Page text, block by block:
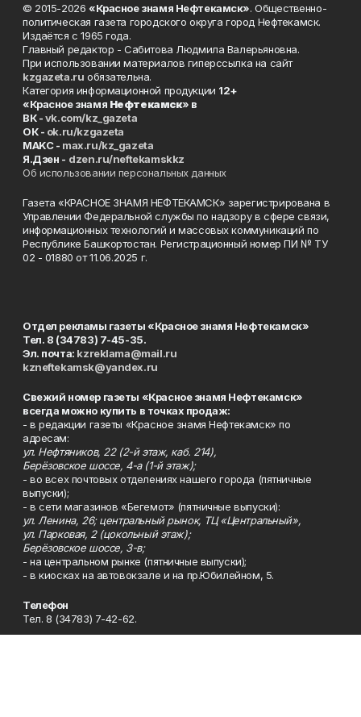
© 2015-2026 «Красное знамя Нефтекамск». Общественно-
политическая газета городского округа город Нефтекамск.
Издаётся с 1965 года.
Главный редактор - Сабитова Людмила Валерьяновна.
При использовании материалов гиперссылка на сайт
kzgazeta.ru обязательна.
Категория информационной продукции 12+
«Красное знамя Нефтекамск» в
ВК -vk.com/kz_gazeta
ОК - ok.ru/kzgazeta
MAKC - max.ru/kz_gazeta
Я.Дзен - dzen.ru/neftekamskkz
Об использовании персональных данных
Газета «КРАСНОЕ ЗНАМЯ НЕФТЕКАМСК» зарегистрирована в
Управлении Федеральной службы по надзору в сфере связи,
информационных технологий и массовых коммуникаций по
Республике Башкортостан. Регистрационный номер ПИ № ТУ
02 - 01880 от 11.06.2025 г.
Отдел рекламы газеты «Красное знамя Нефтекамск»
Тел. 8 (34783) 7-45-35.
Эл. почта: kzreklama@mail.ru
kzneftekamsk@yandex.ru
Свежий номер газеты «Красное знамя Нефтекамск»
всегда можно купить в точках продаж:
- в редакции газеты «Красное знамя Нефтекамск» по
адресам:
ул. Нефтяников, 22 (2-й этаж, каб. 214),
Берёзовское шоссе, 4-а (1-й этаж);
- во всех почтовых отделениях нашего города (пятничные
выпуски);
- в сети магазинов «Бегемот» (пятничные выпуски):
ул. Ленина, 26; центральный рынок, ТЦ «Центральный»,
ул. Парковая, 2 (цокольный этаж);
Берёзовское шоссе, 3-в;
- на центральном рынке (пятничные выпуски);
- в киосках на автовокзале и на пр.Юбилейном, 5.
Телефон
Тел. 8 (34783) 7-42-62.